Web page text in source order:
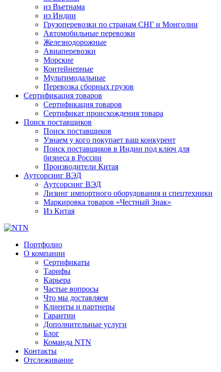
из Вьетнама
из Индии
Грузоперевозки по странам СНГ и Монголии
Автомобильные перевозки
Железнодорожные
Авиаперевозки
Морские
Контейнерные
Мультимодальные
Перевозка сборных грузов
Сертификация товаров
Сертификация товаров
Сертификат происхождения товара
Поиск поставщиков
Поиск поставщиков
Узнаем у кого покупает ваш конкурент
Поиск поставщиков в Индии под ключ для
бизнеса в России
Производители Китая
Аутсорсинг ВЭД
Аутсорсинг ВЭД
Лизинг импортного оборудования и спецтехники
Маркировка товаров «Честный Знак»
Из Китая
Портфолио
О компании
Сертификаты
Тарифы
Карьера
Частые вопросы
Что мы доставляем
Клиенты и партнеры
Гарантии
Дополнительные услуги
Блог
Команда NTN
Контакты
Отслеживание